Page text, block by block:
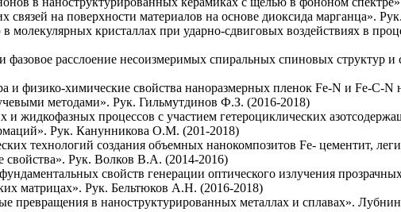
на поверхности материалов на основе диоксида марганца».
кристаллах при ударно-сдвиговых воздействиях в
расслоение несоизмеримых спиральных спиновых структур
физико-химические свойства наноразмерных пленок Fe-N и Fe-C-N
методами». Рук. Гильмутдинов Ф.З. (2016-2018)
процессов с участием гетероциклических
Рук. Канунникова О.М. (201-2018)
технологий создания объемных нанокомпозитов Fe- цементит,
свойства». Рук. Волков В.А. (2014-2016)
свойств генерации оптического излучения
матрицах». Рук. Бельтюков А.Н. (2016-2018)
в наноструктурированных металлах и сплавах».